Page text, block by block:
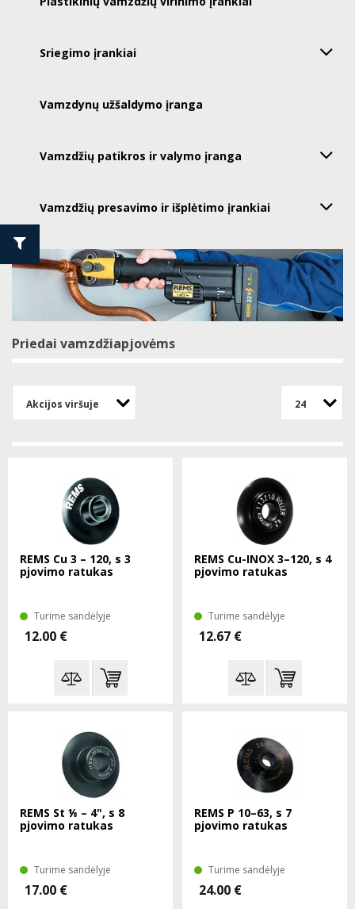
Sriegimo įrankiai
Vamzdynų užšaldymo įranga
Vamzdžių patikros ir valymo įranga
Vamzdžių presavimo ir išplėtimo įrankiai
Priedai vamzdžiapjovėms
Akcijos viršuje 24
REMS Cu 3 – 120, s 3
pjovimo ratukas
Turime sandėlyje
12.00 €
REMS Cu-INOX 3–120, s 4
pjovimo ratukas
Turime sandėlyje
12.67 €
REMS St ⅛ – 4", s 8
pjovimo ratukas
Turime sandėlyje
17.00 €
REMS P 10–63, s 7
pjovimo ratukas
Turime sandėlyje
24.00 €